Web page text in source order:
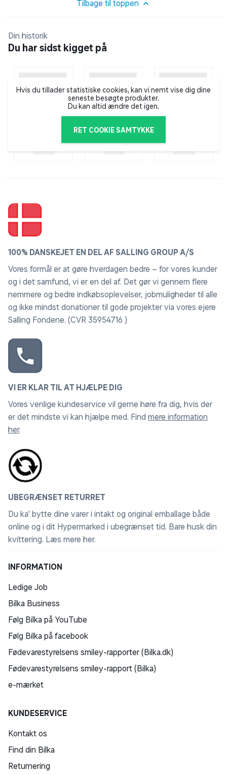
- Supercardioid kondensatormikrofon for fremragende
stemmeklarhed og -kvalitet
- Plug-and-play-design for nem og hurtig opsætning
- Avanceret tilpasning via Razer Synapse – alt samlet
Tilbage til toppen
Din historik
Du har sidst kigget på
Hvis du tillader statistiske cookies, kan vi nemt vise dig dine
seneste besøgte produkter.
Du kan altid ændre det igen.
RET COOKIE SAMTYKKE
100% DANSKEJET EN DEL AF SALLING GROUP A/S
Vores formål er at gøre hverdagen bedre – for vores kunder
og i det samfund, vi er en del af. Det gør vi gennem flere
nemmere og bedre indkøbsoplevelser, jobmuligheder til alle
og ikke mindst donationer til gode projekter via vores ejere
Salling Fondene. (CVR 35954716 )
VI ER KLAR TIL AT HJÆLPE DIG
Vores venlige kundeservice vil gerne høre fra dig, hvis der
er det mindste vi kan hjælpe med. Find mere information
her.
UBEGRÆNSET RETURRET
Du ka' bytte dine varer i intakt og original emballage både
online og i dit Hypermarked i ubegrænset tid. Bare husk din
kvittering. Læs mere her.
INFORMATION
Ledige Job
Bilka Business
Følg Bilka på YouTube
Følg Bilka på facebook
Fødevarestyrelsens smiley-rapporter (Bilka.dk)
Fødevarestyrelsens smiley-rapport (Bilka)
e-mærket
KUNDESERVICE
Kontakt os
Find din Bilka
Returnering